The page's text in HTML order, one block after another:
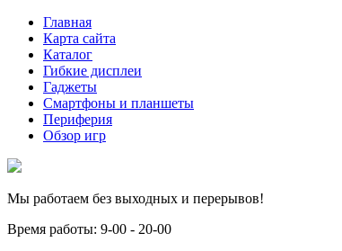
Главная
Карта сайта
Каталог
Гибкие дисплеи
Гаджеты
Смартфоны и планшеты
Периферия
Обзор игр
Мы работаем без выходных и перерывов!
Время работы: 9-00 - 20-00